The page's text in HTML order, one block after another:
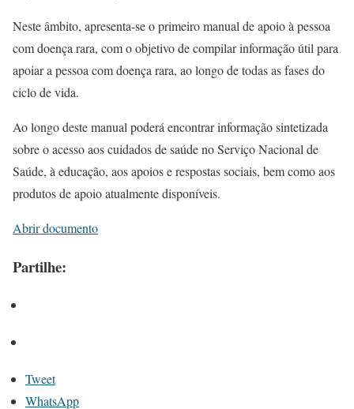
Neste âmbito, apresenta-se o primeiro manual de apoio à pessoa
com doença rara, com o objetivo de compilar informação útil para
apoiar a pessoa com doença rara, ao longo de todas as fases do
ciclo de vida.
Ao longo deste manual poderá encontrar informação sintetizada
sobre o acesso aos cuidados de saúde no Serviço Nacional de
Saúde, à educação, aos apoios e respostas sociais, bem como aos
produtos de apoio atualmente disponíveis.
Abrir documento
Partilhe:
Tweet
WhatsApp